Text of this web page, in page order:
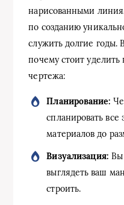
нарисованными
по созданию
служить долгие годы.
почему стоит
чертежа:
Планирование:
спланировать все
материалов до
Визуализация: Вы
выглядеть ваш
строить.